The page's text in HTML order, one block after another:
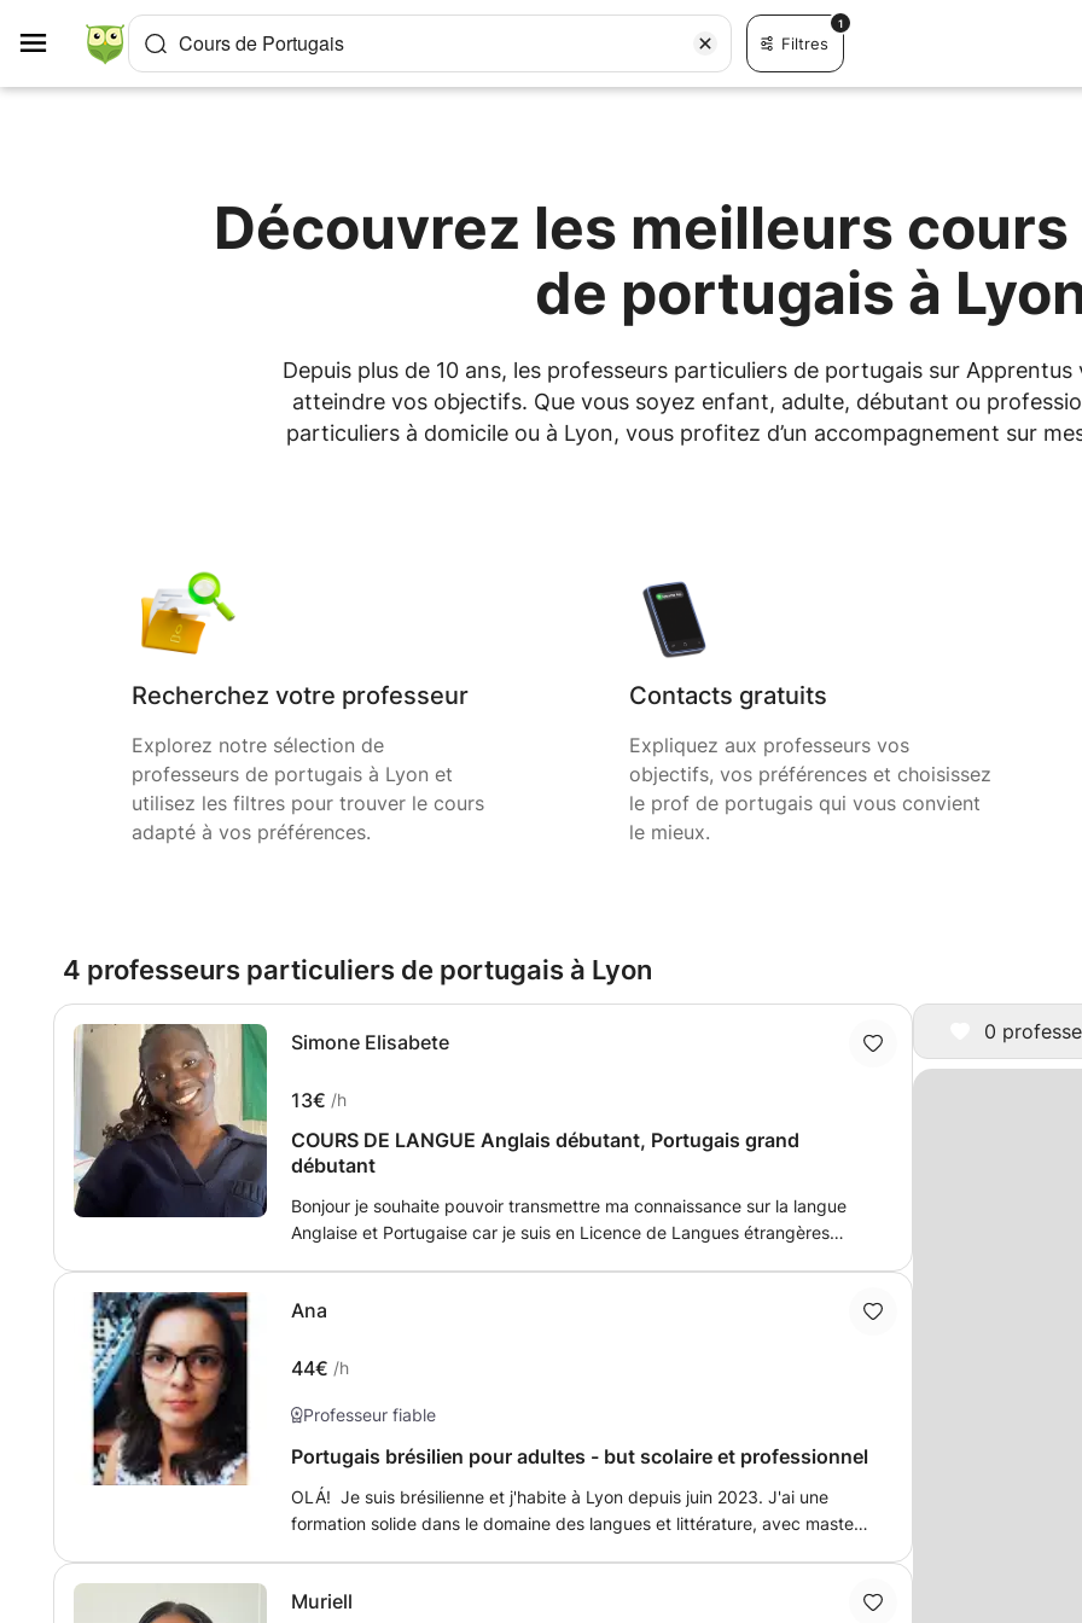
Cours de Portugais Filtres
1
Découvrez les meilleurs
de portugais à
Depuis plus de 10 ans, les professeurs particuliers de portugais sur
atteindre vos objectifs. Que vous soyez enfant, adulte, débutant ou
particuliers à domicile ou à Lyon, vous profitez d’un accompagnement sur
Recherchez votre professeur
Explorez notre sélection de
professeurs de portugais à Lyon et
utilisez les filtres pour trouver le cours
adapté à vos préférences.
Contacts gratuits
Expliquez aux professeurs vos
objectifs, vos préférences et choisissez
le prof de portugais qui vous convient
le mieux.
0
4 professeurs particuliers de portugais à Lyon
Simone Elisabete
13€ /h
COURS DE LANGUE Anglais débutant, Portugais grand
débutant
Bonjour je souhaite pouvoir transmettre ma connaissance sur la langue
Anglaise et Portugaise car je suis en Licence de Langues étrangères
souhaitent enrichir leur vocabulaire ou leur connaissance pour des
Ana
44€ /h
Professeur fiable
Portugais brésilien pour adultes - but scolaire et professionnel
OLÁ! Je suis brésilienne et j'habite à Lyon depuis juin 2023. J'ai une
formation solide dans le domaine des langues et littérature, avec master
mais actuellement je travail dans l'hôtellerie en CDI, et je cherche
Muriell